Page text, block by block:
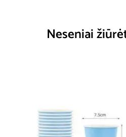
Neseniai